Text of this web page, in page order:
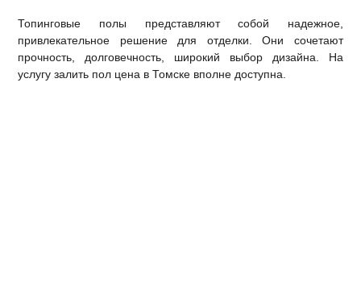
Топинговые полы представляют собой надежное,
привлекательное решение для отделки. Они сочетают
прочность, долговечность, широкий выбор дизайна. На
услугу залить пол цена в Томске вполне доступна.